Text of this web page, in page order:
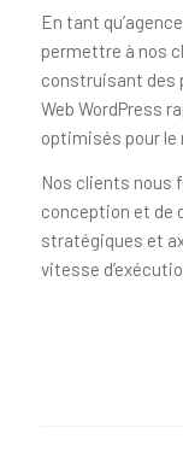
En tant
permettre à nos
construisant des
Web WordPress
optimisés pour le
Nos clients nous
conception et de
stratégiques et
vitesse